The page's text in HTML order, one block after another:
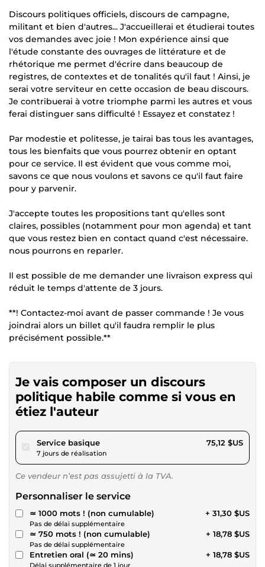
Discours politiques officiels, discours de campagne,
militant et bien d'autres... J'accueillerai et étudierai toutes
vos demandes avec joie ! Mon expérience ainsi que
l'étude constante des ouvrages de littérature et de
rhétorique me permet d'écrire dans beaucoup de
registres, de contextes et de tonalités qu'il faut ! Ainsi, je
serai votre serviteur en cette occasion de beau discours.
Je contribuerai à votre triomphe parmi les autres et vous
ferai distinguer sans difficulté ! Essayez et constatez !
Par modestie et politesse, je tairai bas tous les avantages,
tous les bienfaits que vous pourrez obtenir en optant
pour ce service. Il est évident que vous comme moi,
savons ce que nous voulons et savons ce qu'il faut faire
pour y parvenir.
J'accepte toutes les propositions tant qu'elles sont
claires, possibles (notamment pour mon agenda) et tant
que vous restez bien en contact quand c'est nécessaire.
nous pourrons en reparler.
Il est possible de me demander une livraison express qui
réduit le temps d'attente de 3 jours.
**! Contactez-moi avant de passer commande ! Je vous
joindrai alors un billet qu'il faudra remplir le plus
précisément possible.**
Je vais composer un discours
politique habile comme si vous en
étiez l'auteur
Service basiquepour 69,23 $US
7 jours de réalisation
75,12 $US
Ce vendeur n’est pas assujetti à la TVA.
Personnaliser le service
≃ 1000 mots ! (non cumulable)
Pas de délai supplémentaire
+ 31,30 $US
≃ 750 mots ! (non cumulable)
Pas de délai supplémentaire
+ 18,78 $US
Entretien oral (≃ 20 mins)
Délai supplémentaire de 1 jour
+ 18,78 $US